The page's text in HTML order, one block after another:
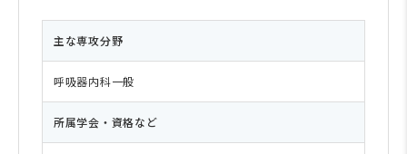
主な専攻分野
呼吸器内科一般
所属学会・資格など